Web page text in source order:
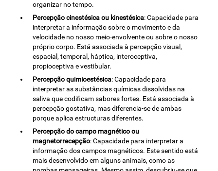
organizar no tempo.
Percepção cinestésica ou kinestésica: Capacidade para
interpretar a informação sobre o movimento e da
velocidade no nosso meio-envolvente ou sobre o nosso
próprio corpo. Está associada à percepção visual,
espacial, temporal, háptica, interoceptiva,
propioceptiva e vestibular.
Percepção quimioestésica: Capacidade para
interpretar as substâncias químicas dissolvidas na
saliva que codificam sabores fortes. Está associada à
percepção gostativa, mas diferencia-se de ambas
porque aplica estructuras diferentes.
Percepção do campo magnético ou
magnetorrecepção: Capacidade para interpretar a
informação dos campos magnéticos. Este sentido está
mais desenvolvido em alguns animais, como as